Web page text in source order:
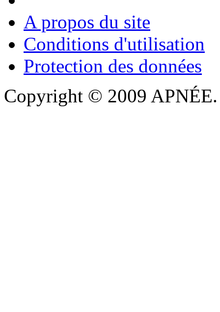
A propos du site
Conditions d'utilisation
Protection des données
Copyright © 2009 APNÉE.